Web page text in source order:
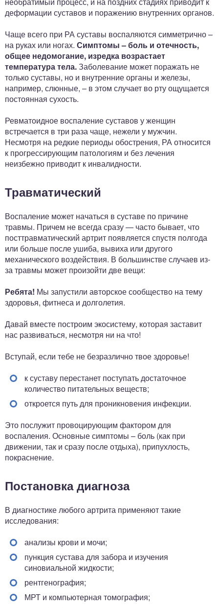
деформации суставов и поражению внутренних органов.
Чаще всего при РА суставы воспаляются симметрично –
на руках или ногах. Симптомы – боль и отечность,
общее недомогание, изредка возрастает
температура тела.Заболевание может поражать не
только суставы, но и внутренние органы и железы,
например, слюнные, – в этом случает во рту ощущается
постоянная сухость.
Ревматоидное воспаление суставов у женщин
встречается в три раза чаще, нежели у мужчин.
Несмотря на редкие периоды обострения, РА относится
к прогрессирующим патологиям и без лечения
неизбежно приводит к инвалидности.
Травматический
Воспаление может начаться в суставе по причине
травмы. Причем не всегда сразу — часто бывает, что
посттравматический артрит появляется спустя полгода
или больше после ушиба, вывиха или другого
механического воздействия. В большинстве случаев из-
за травмы может произойти две вещи:
Ребята! Мы запустили авторское сообщество на тему
здоровья, фитнеса и долголетия.
Давай вместе построим экосистему, которая заставит
нас развиваться, несмотря ни на что!
Вступай, если тебе не безразлично твое здоровье!
к суставу перестанет поступать достаточное
количество питательных веществ;
откроется путь для проникновения инфекции.
Это послужит провоцирующим фактором для
воспаления. Основные симптомы – боль (как при
движении, так и сразу после отдыха), припухлость,
покраснение.
Постановка диагноза
В диагностике любого артрита применяют такие
исследования:
анализы крови и мочи;
пункция сустава для забора и изучения
синовиальной жидкости;
рентгенография;
МРТ и компьютерная томография;